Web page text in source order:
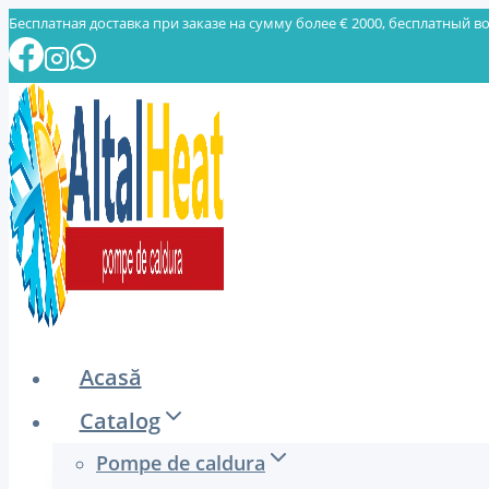
Skip
to
content
Бесплатная доставка при заказе на сумму более € 2000, бесплатный
Acasă
Catalog
Pompe de caldura